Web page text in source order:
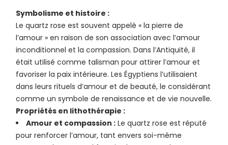
Symbolisme et histoire :
Le quartz rose est souvent appelé « la pierre de
l’amour » en raison de son association avec l’amour
inconditionnel et la compassion. Dans l’Antiquité, il
était utilisé comme talisman pour attirer l’amour et
favoriser la paix intérieure. Les Égyptiens l’utilisaient
dans leurs rituels d’amour et de beauté, le considérant
comme un symbole de renaissance et de vie nouvelle.
Propriétés en lithothérapie :
Amour et compassion : Le quartz rose est réputé
pour renforcer l’amour, tant envers soi-même